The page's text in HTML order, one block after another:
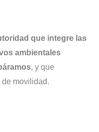
que integre las
ambientales
, y que
movilidad.